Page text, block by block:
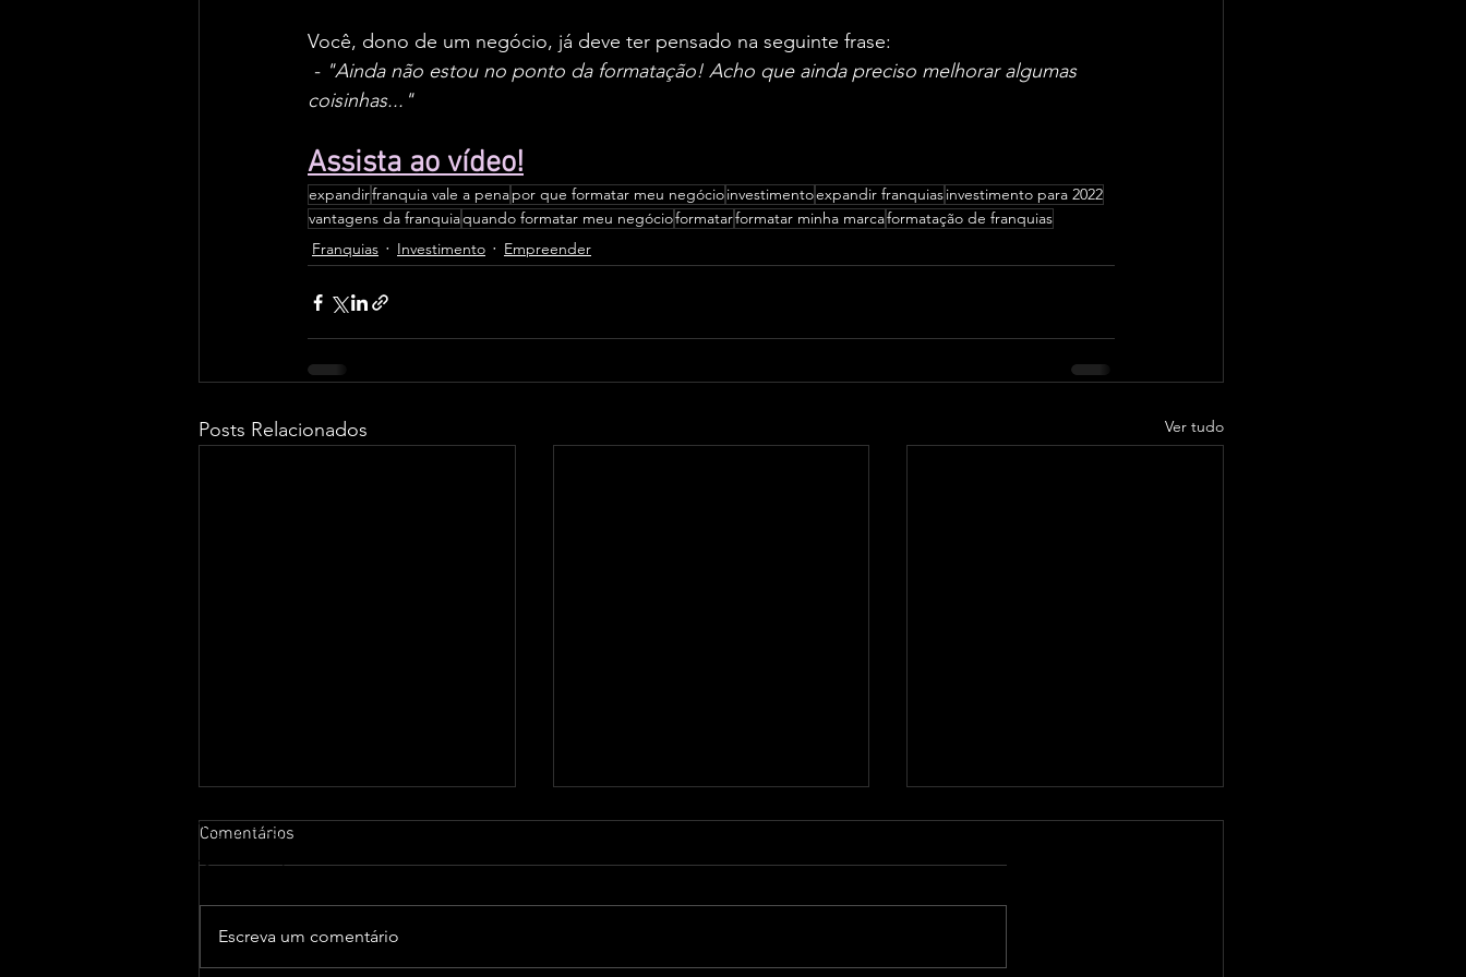
Você, dono de um negócio, já deve ter pensado na seguinte frase:
- "Ainda não estou no ponto da formatação! Acho que ainda preciso melhorar algumas
coisinhas..."
Assista ao vídeo!
expandirfranquia vale a penapor que formatar meu negócioinvestimentoexpandir franquiasinvestimento para 2022
vantagens da franquiaquando formatar meu negócioformatarformatar minha marcaformatação de franquias
Franquias
Investimento Empreender
Posts Relacionados Ver tudo
Comentários
Escreva um comentário